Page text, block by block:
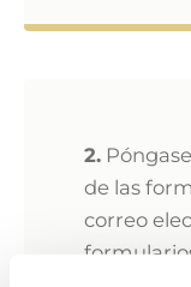
2.
de las
correo